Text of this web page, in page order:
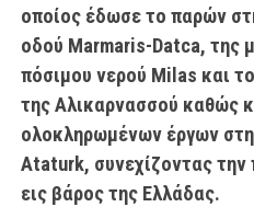
οποίος έδωσε το παρών
οδού Marmaris-Datca, της
πόσιμου νερού Milas και
της Αλικαρνασσού καθώς
ολοκληρωμένων έργων
Ataturk, συνεχίζοντας την
εις βάρος της Ελλάδας.